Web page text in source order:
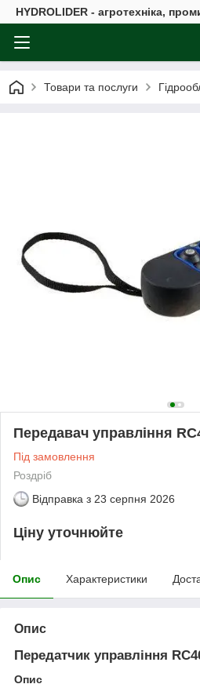
HYDROLIDER - агротехніка,
Товари та послуги
Передавач управління
Під замовлення
Роздріб
Відправка з 23 серпня 2026
Ціну уточнюйте
Опис Характеристики
Опис
Передатчик управління
Опис